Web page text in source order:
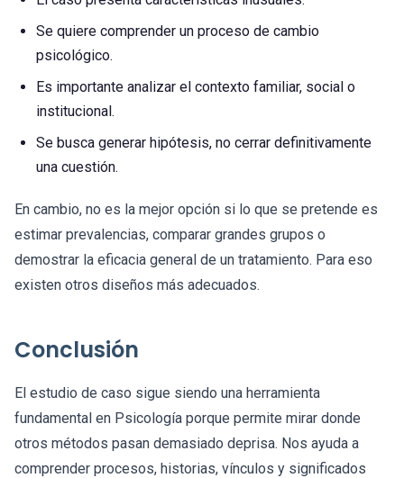
Se quiere comprender un proceso de cambio
psicológico.
Es importante analizar el contexto familiar, social o
institucional.
Se busca generar hipótesis, no cerrar definitivamente
una cuestión.
En cambio, no es la mejor opción si lo que se pretende es
estimar prevalencias, comparar grandes grupos o
demostrar la eficacia general de un tratamiento. Para eso
existen otros diseños más adecuados.
Conclusión
El estudio de caso sigue siendo una herramienta
fundamental en Psicología porque permite mirar donde
otros métodos pasan demasiado deprisa. Nos ayuda a
comprender procesos, historias, vínculos y significados